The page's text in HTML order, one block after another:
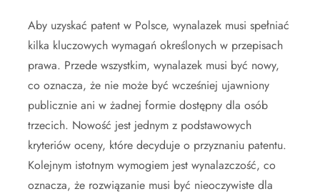
Aby uzyskać patent w Polsce, wynalazek musi spełniać
kilka kluczowych wymagań określonych w przepisach
prawa. Przede wszystkim, wynalazek musi być nowy,
co oznacza, że nie może być wcześniej ujawniony
publicznie ani w żadnej formie dostępny dla osób
trzecich. Nowość jest jednym z podstawowych
kryteriów oceny, które decyduje o przyznaniu patentu.
Kolejnym istotnym wymogiem jest wynalazczość, co
oznacza, że rozwiązanie musi być nieoczywiste dla